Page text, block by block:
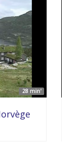
28 min'